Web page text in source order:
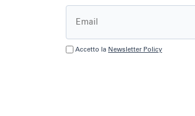
Accetto la Newsletter Policy